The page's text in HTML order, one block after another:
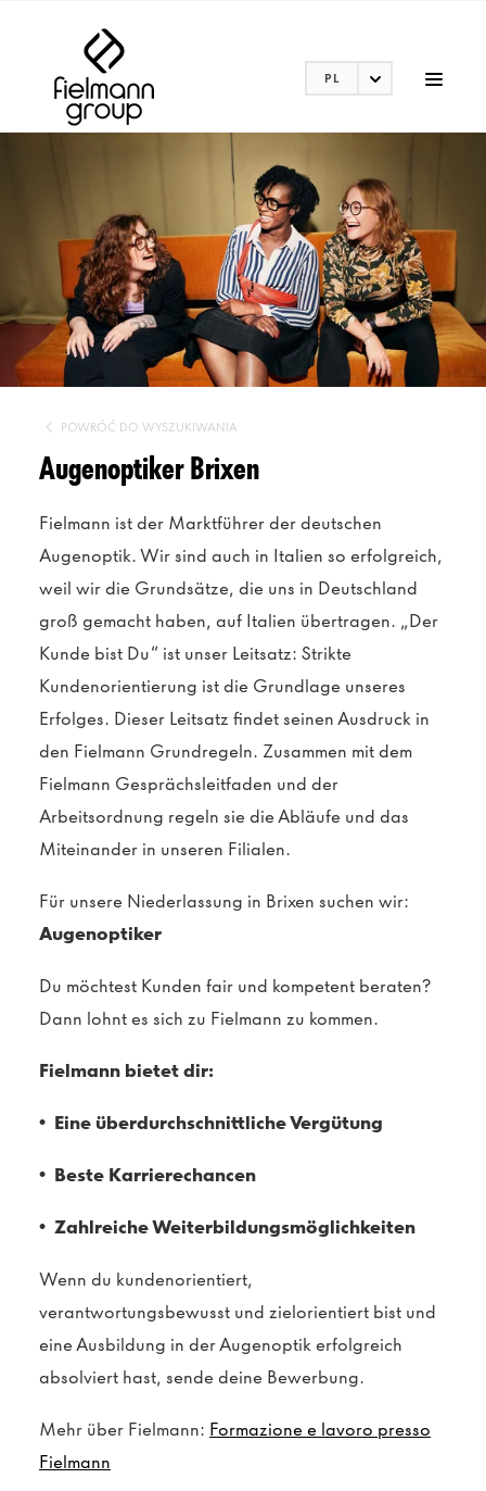
PL
POWRÓĆ DO WYSZUKIWANIA
Augenoptiker Brixen
Fielmann ist der Marktführer der deutschen
Augenoptik. Wir sind auch in Italien so erfolgreich,
weil wir die Grundsätze, die uns in Deutschland
groß gemacht haben, auf Italien übertragen. „Der
Kunde bist Du“ ist unser Leitsatz: Strikte
Kundenorientierung ist die Grundlage unseres
Erfolges. Dieser Leitsatz findet seinen Ausdruck in
den Fielmann Grundregeln. Zusammen mit dem
Fielmann Gesprächsleitfaden und der
Arbeitsordnung regeln sie die Abläufe und das
Miteinander in unseren Filialen.
Für unsere Niederlassung in Brixen suchen wir:
Augenoptiker
Du möchtest Kunden fair und kompetent beraten?
Dann lohnt es sich zu Fielmann zu kommen.
Fielmann bietet dir:
• Eine überdurchschnittliche Vergütung
• Beste Karrierechancen
• Zahlreiche Weiterbildungsmöglichkeiten
Wenn du kundenorientiert,
verantwortungsbewusst und zielorientiert bist und
eine Ausbildung in der Augenoptik erfolgreich
absolviert hast, sende deine Bewerbung.
Mehr über Fielmann: Formazione e lavoro presso
Fielmann